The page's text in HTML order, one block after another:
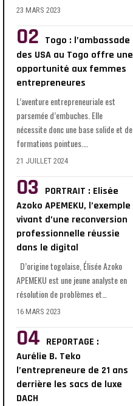
23 MARS 2023
Togo : l’ambassade
des USA au Togo offre une
opportunité aux femmes
entrepreneures
L’aventure entrepreneuriale est
parsemée d’embuches. Elle
nécessite donc une base solide et de
formations pointues.…
21 JUILLET 2024
PORTRAIT : Elisée
Azoko APEMEKU, l’exemple
vivant d’une reconversion
professionnelle réussie
dans le digital
D’origine togolaise, Élisée Azoko
APEMEKU est une jeune analyste en
résolution de problèmes et…
16 MARS 2023
REPORTAGE :
Aurélie B. Teko
l’entrepreneure de 21 ans
derrière les sacs de luxe
DACH